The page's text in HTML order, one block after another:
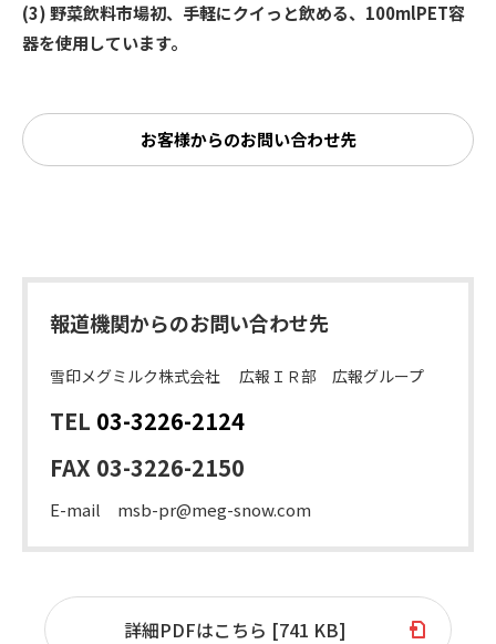
(3) 野菜飲料市場初、手軽にクイっと飲める、100mlPET容
器を使用しています。
お客様からのお問い合わせ先
報道機関からのお問い合わせ先
雪印メグミルク株式会社 広報ＩＲ部 広報グループ
TEL 03-3226-2124
FAX 03-3226-2150
E-mail msb-pr@meg-snow.com
詳細PDFはこちら [741 KB]